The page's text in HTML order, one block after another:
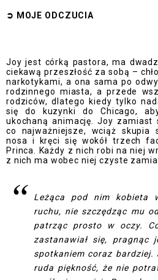
➲ MOJE ODCZUCIA
Joy jest córką pastora, ma
ciekawą przeszłość za sobą –
narkotykami, a ona sama po
rodzinnego miasta, a przede
rodziców, dlatego kiedy tylko
się do kuzynki do Chicago,
ukochaną animację. Joy zamiast
co najważniejsze, wciąż skupia
nosa i kręci się wokół trzech
Princa. Każdy z nich robi na niej
z nich ma wobec niej czyste
Leżąca pod nim kobieta
ruchu, nie szczędząc mu
patrząc prosto w oczy.
zastanawiał się, pragnąc
spotkaniem coraz bardziej.
ruda piękność, że nie